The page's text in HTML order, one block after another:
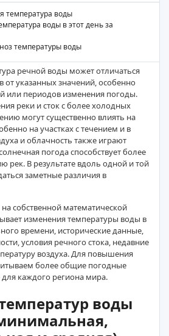
температура воды
воды в этот день за
температуры воды
речной воды может отличаться
от указанных значений, особенно
или периодов изменения погоды.
реки и сток с более холодных
могут существенно влиять на
на участках с течением и в
и облачность также играют
погода способствует более
рек. В результате вдоль одной и той
заметные различия в
собственной математической
изменения температуры воды в
времени, исторические данные,
условия речного стока, недавние
воздуха. Для повышения
более общие погодные
каждого региона мира.
воды